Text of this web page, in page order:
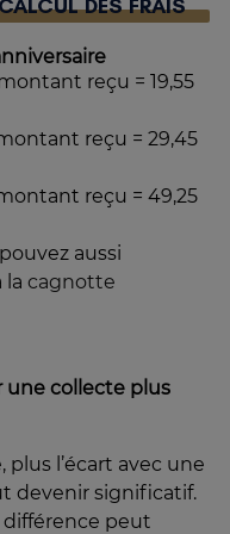
DES FRAIS
reçu = 19,55
reçu = 29,45
reçu = 49,25
aussi
la cagnotte
une collecte plus
l’écart avec une
devenir significatif.
différence peut